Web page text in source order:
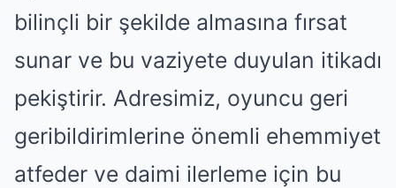
bilinçli bir şekilde almasına fırsat
sunar ve bu vaziyete duyulan itikadı
pekiştirir. Adresimiz, oyuncu geri
geribildirimlerine önemli ehemmiyet
atfeder ve daimi ilerleme için bu